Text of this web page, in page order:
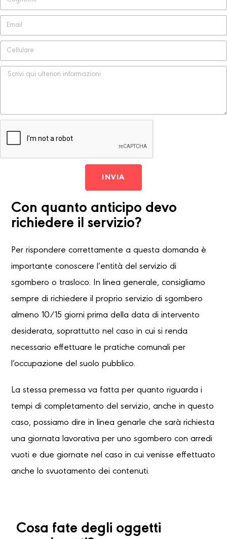
INVIA
Con quanto anticipo devo
richiedere il servizio?
Per rispondere correttamente a questa domanda è
importante conoscere l’entità del servizio di
sgombero o trasloco. In linea generale, consigliamo
sempre di richiedere il proprio servizio di sgombero
almeno 10/15 giorni prima della data di intervento
desiderata, soprattutto nel caso in cui si renda
necessario effettuare le pratiche comunali per
l’occupazione del suolo pubblico.
La stessa premessa va fatta per quanto riguarda i
tempi di completamento del servizio, anche in questo
caso, possiamo dire in linea genarle che sarà richiesta
una giornata lavorativa per uno sgombero con arredi
vuoti e due giornate nel caso in cui venisse effettuato
anche lo svuotamento dei contenuti.
Cosa fate degli oggetti